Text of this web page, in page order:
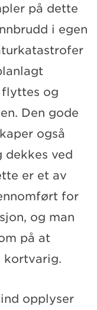
på dette
i egen
flyttes og
Den gode
også
dekkes ved
er et av
for
og man
på at
kortvarig.
opplyser